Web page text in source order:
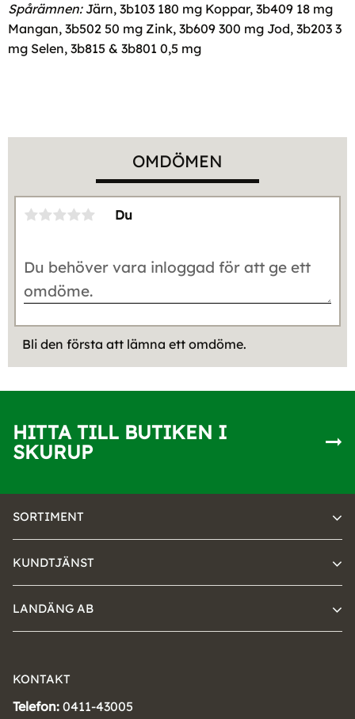
Spårämnen:Järn, 3b103 180 mg Koppar, 3b409 18 mg
Mangan, 3b502 50 mg Zink, 3b609 300 mg Jod, 3b203 3
mg Selen, 3b815 & 3b801 0,5 mg
OMDÖMEN
Du
Bli den första att lämna ett omdöme.
HITTA TILL BUTIKEN I
SKURUP
SORTIMENT
KUNDTJÄNST
LANDÄNG AB
KONTAKT
Telefon: 0411-43005